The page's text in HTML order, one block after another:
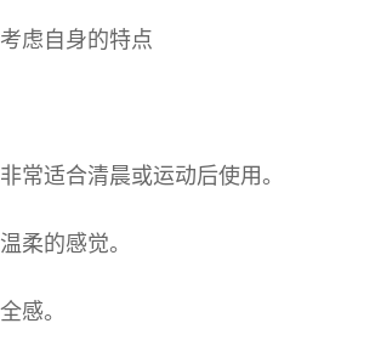
虑自身的特点
常适合清晨或运动后使用。
柔的感觉。
感。